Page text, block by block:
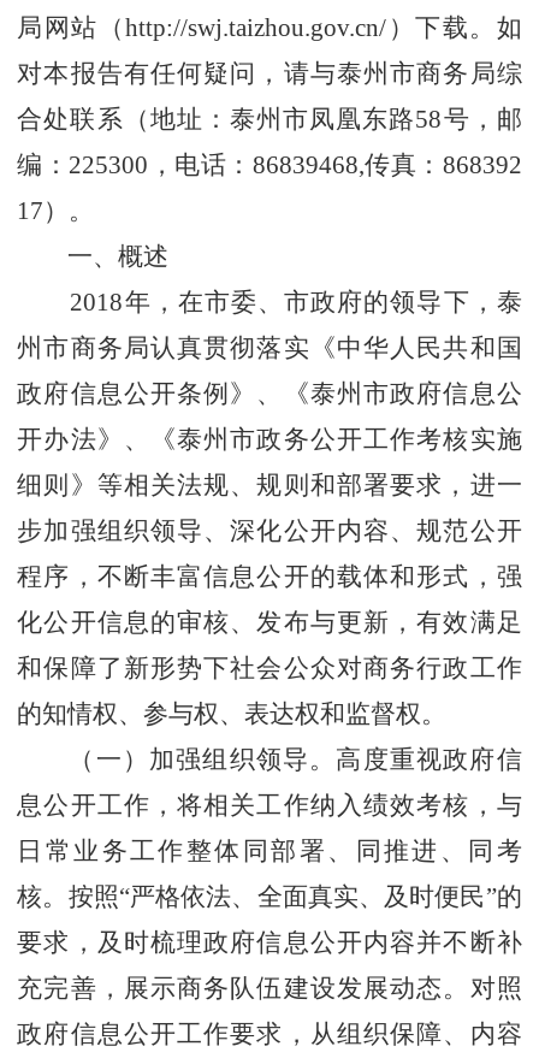
局网站（http://swj.taizhou.gov.cn/）下载。如
对本报告有任何疑问，请与泰州市商务局综
合处联系（地址：泰州市凤凰东路58号，邮
编：225300，电话：86839468,传真：868392
17）。
一、概述
2018年，在市委、市政府的领导下，泰
州市商务局认真贯彻落实《中华人民共和国
政府信息公开条例》、《泰州市政府信息公
开办法》、《泰州市政务公开工作考核实施
细则》等相关法规、规则和部署要求，进一
步加强组织领导、深化公开内容、规范公开
程序，不断丰富信息公开的载体和形式，强
化公开信息的审核、发布与更新，有效满足
和保障了新形势下社会公众对商务行政工作
的知情权、参与权、表达权和监督权。
（一）加强组织领导。 高度重视政府信
息公开工作，将相关工作纳入绩效考核，与
日常业务工作整体同部署、同推进、同考
核。按照“严格依法、全面真实、及时便民”的
要求，及时梳理政府信息公开内容并不断补
充完善，展示商务队伍建设发展动态。对照
政府信息公开工作要求，从组织保障、内容